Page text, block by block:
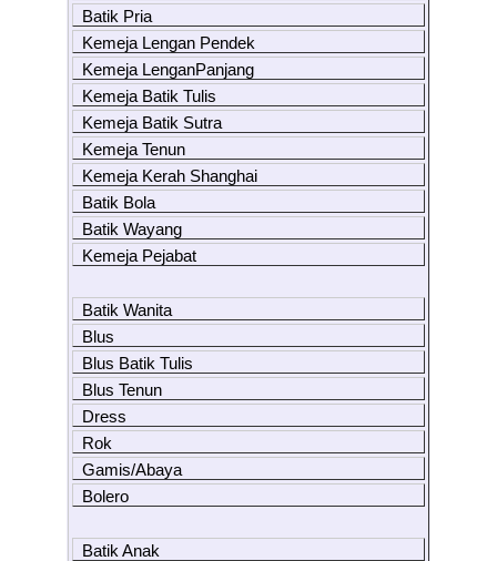
Batik Pria
Kemeja Lengan Pendek
Kemeja LenganPanjang
Kemeja Batik Tulis
Kemeja Batik Sutra
Kemeja Tenun
Kemeja Kerah Shanghai
Batik Bola
Batik Wayang
Kemeja Pejabat
Batik Wanita
Blus
Blus Batik Tulis
Blus Tenun
Dress
Rok
Gamis/Abaya
Bolero
Batik Anak